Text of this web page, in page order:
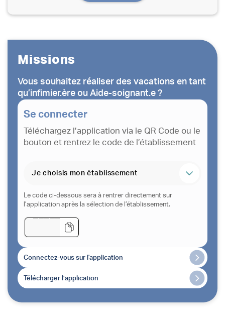
Missions
Vous souhaitez réaliser des vacations en tant
qu’infimier.ère ou Aide-soignant.e ?
Se connecter
Téléchargez l’application via le QR Code ou le
bouton et rentrez le code de l’établissement
Le code ci-dessous sera à rentrer directement sur
l’application après la sélection de l’établissement.
Connectez-vous sur l'application
Télécharger l’application